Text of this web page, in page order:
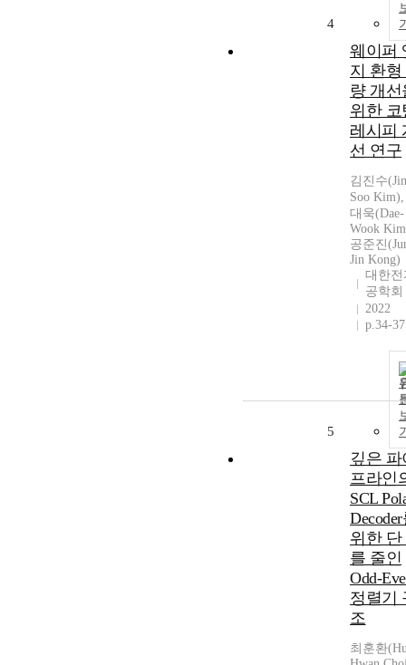
4
웨이퍼
지 환형
량 개선
위한 코
레시피
선 연구
김진수
Soo
대욱(Dae-
Wook
공준진
Jin Kong)
대한전
공학회
2022
p.34-37
5
깊은 파
프라인
SCL
위한 단
를 줄인
Odd-
정렬기
조
최훈환